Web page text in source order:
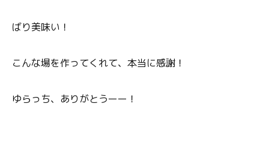
ばり美味い！
こんな場を作ってくれて、本当に感謝！
ゆらっち、ありがとうーー！